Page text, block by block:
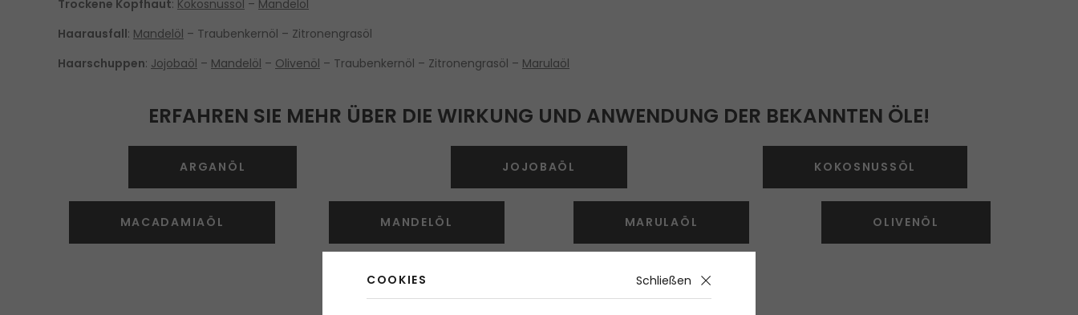
Trockene Kopfhaut: Kokosnussöl – Mandelöl
Haarausfall: Mandelöl – Traubenkernöl – Zitronengrasöl
Haarschuppen: Jojobaöl – Mandelöl – Olivenöl – Traubenkernöl – Zitronengrasöl – Marulaöl
ERFAHREN SIE MEHR ÜBER DIE WIRKUNG UND ANWENDUNG DER BEKANNTEN ÖLE!
ARGANÖL JOJOBAÖL KOKOSNUSSÖL
MACADAMIAÖL MANDELÖL MARULAÖL OLIVENÖL
HAARÖLE IHRER LIEBLINGSMARKEN
COOKIES Schließen